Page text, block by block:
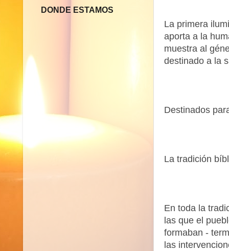
La primera
aporta a la
muestra al
destinado a la
Destinados
La tradición
En toda la
las que el
formaban -
las
DONDE ESTAMOS